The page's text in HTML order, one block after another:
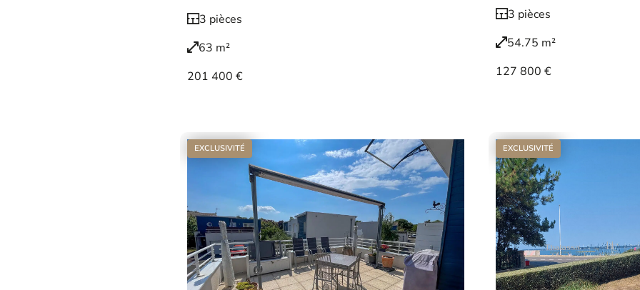
3 pièces
63 m²
201 400 €
3 pièces
54.75 m²
127 800 €
EXCLUSIVITÉ EXCLUSIVITÉ